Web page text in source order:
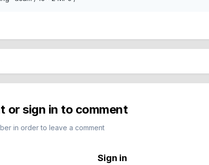
or sign in to comment
in order to leave a comment
Sign in